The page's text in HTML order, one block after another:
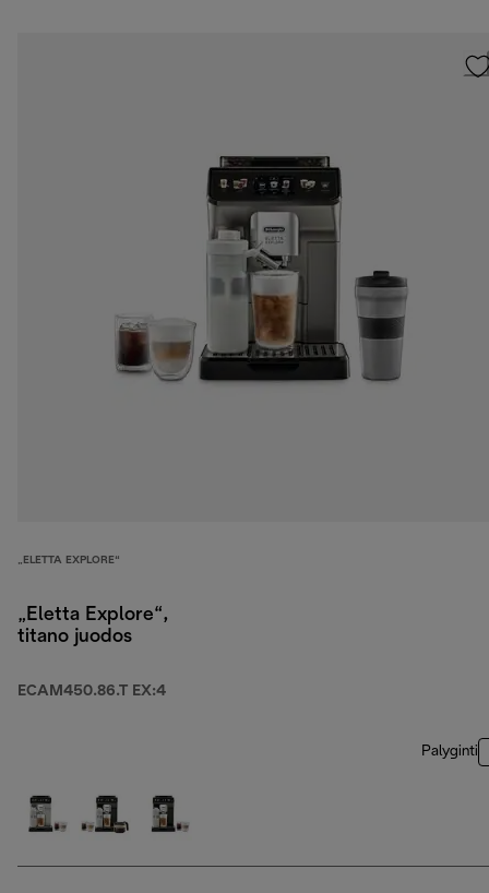
„ELETTA EXPLORE“
„Eletta Explore“,
titano juodos
ECAM450.86.T EX:4
Palyginti